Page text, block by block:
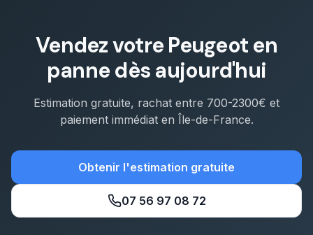
Vendez votre Peugeot en
panne dès aujourd'hui
Estimation gratuite, rachat entre 700-2300€ et
paiement immédiat en Île-de-France.
Obtenir l'estimation gratuite
07 56 97 08 72